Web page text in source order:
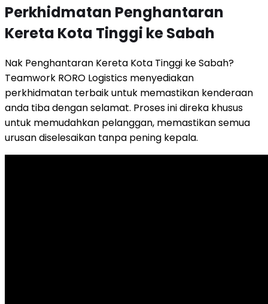
Perkhidmatan Penghantaran
Kereta Kota Tinggi ke Sabah
Nak Penghantaran Kereta Kota Tinggi ke Sabah?
Teamwork RORO Logistics menyediakan
perkhidmatan terbaik untuk memastikan kenderaan
anda tiba dengan selamat. Proses ini direka khusus
untuk memudahkan pelanggan, memastikan semua
urusan diselesaikan tanpa pening kepala.